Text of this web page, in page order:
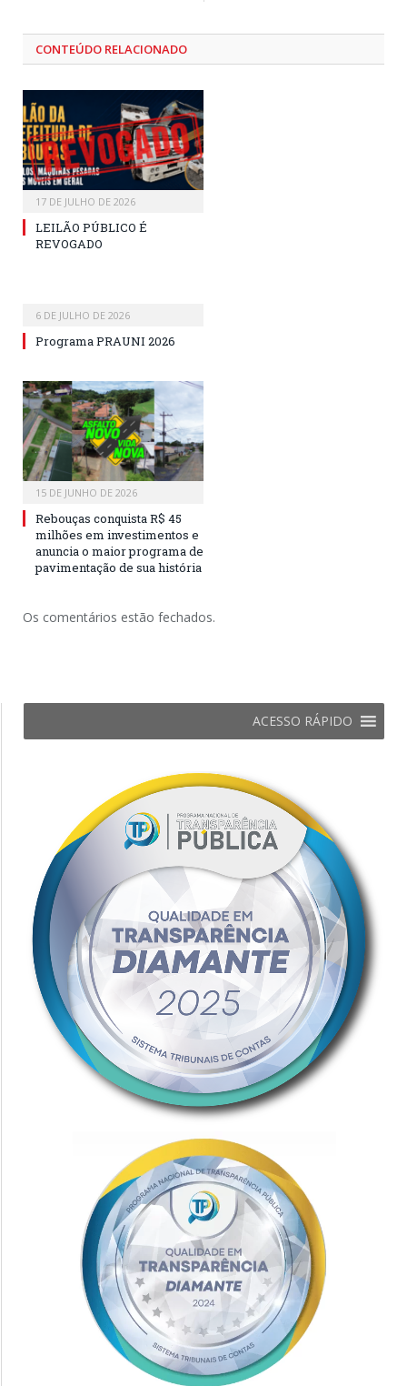
CONTEÚDO RELACIONADO
17 DE JULHO DE 2026
LEILÃO PÚBLICO É
REVOGADO
6 DE JULHO DE 2026
Programa PRAUNI 2026
15 DE JUNHO DE 2026
Rebouças conquista R$ 45
milhões em investimentos e
anuncia o maior programa de
pavimentação de sua história
Os comentários estão fechados.
ACESSO RÁPIDO